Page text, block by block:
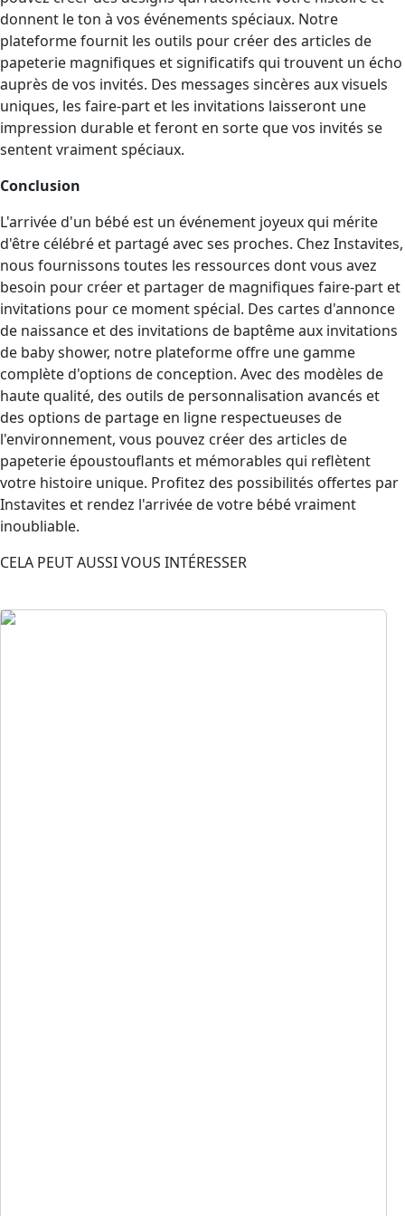
donnent le ton à vos événements spéciaux. Notre
plateforme fournit les outils pour créer des articles de
papeterie magnifiques et significatifs qui trouvent un écho
auprès de vos invités. Des messages sincères aux visuels
uniques, les faire-part et les invitations laisseront une
impression durable et feront en sorte que vos invités se
sentent vraiment spéciaux.
Conclusion
L'arrivée d'un bébé est un événement joyeux qui mérite
d'être célébré et partagé avec ses proches. Chez Instavites,
nous fournissons toutes les ressources dont vous avez
besoin pour créer et partager de magnifiques faire-part et
invitations pour ce moment spécial. Des cartes d'annonce
de naissance et des invitations de baptême aux invitations
de baby shower, notre plateforme offre une gamme
complète d'options de conception. Avec des modèles de
haute qualité, des outils de personnalisation avancés et
des options de partage en ligne respectueuses de
l'environnement, vous pouvez créer des articles de
papeterie époustouflants et mémorables qui reflètent
votre histoire unique. Profitez des possibilités offertes par
Instavites et rendez l'arrivée de votre bébé vraiment
inoubliable.
CELA PEUT AUSSI VOUS INTÉRESSER